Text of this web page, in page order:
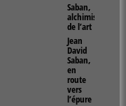
Saban,
alchimiste
de l’art
Jean
David
Saban,
en
route
vers
l’épure